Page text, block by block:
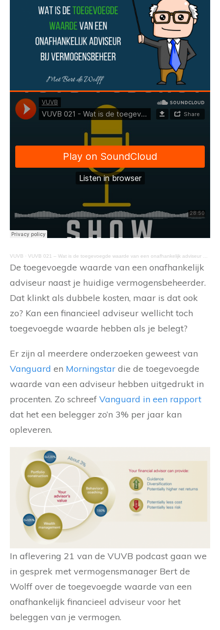
VUVB · VUVB 021 – Wat is de toegevoegde waarde van een onafhankelijk adviseur bij vermogensbeheer
De toegevoegde waarde van een onafhankelijk
adviseur naast je huidige vermogensbeheerder.
Dat klinkt als dubbele kosten, maar is dat ook
zo? Kan een financieel adviseur wellicht toch
toegevoegde waarde hebben als je belegt?
Er zijn al meerdere onderzoeken geweest van
Vanguard en Morningstar die de toegevoegde
waarde van een adviseur hebben uitgedrukt in
procenten. Zo schreef Vanguard in een rapport
dat het een belegger zo’n 3% per jaar kan
opleveren.
In aflevering 21 van de VUVB podcast gaan we
in gesprek met vermogensmanager Bert de
Wolff over de toegevoegde waarde van een
onafhankelijk financieel adviseur voor het
beleggen van je vermogen.